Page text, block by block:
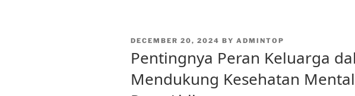
POSTED
DECEMBER 20, 2024 BY ADMINTOP
Pentingnya Peran Keluarga
Mendukung Kesehatan